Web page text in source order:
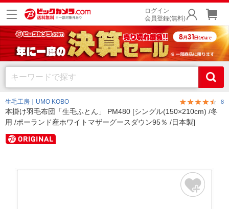
ログイン
会員登録(無料)
生毛工房｜UMO KOBO 8
本掛け羽毛布団「生毛ふとん」 PM480 [シングル(150×210cm) /冬
用 /ポーランド産ホワイトマザーグースダウン95％ /日本製]